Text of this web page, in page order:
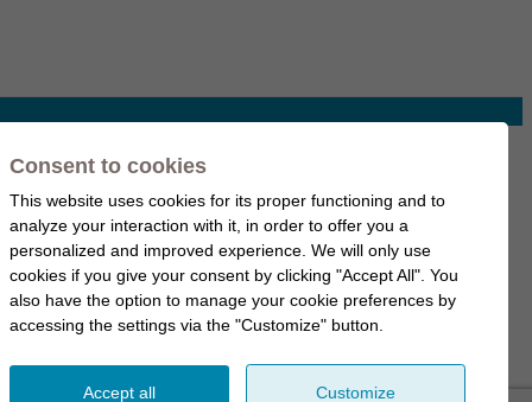
Consent to cookies
This website uses cookies for its proper functioning and to
analyze your interaction with it, in order to offer you a
personalized and improved experience. We will only use
cookies if you give your consent by clicking "Accept All". You
also have the option to manage your cookie preferences by
accessing the settings via the "Customize" button.
Accept all Customize